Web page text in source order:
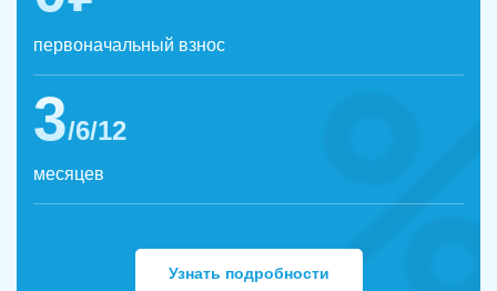
первоначальный взнос
3/6/12
месяцев
Узнать подробности